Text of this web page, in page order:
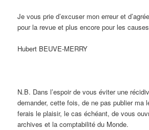
Je vous prie d’excuser mon erreur et
pour la revue et plus encore pour les
Hubert BEUVE-MERRY
N.B. Dans l’espoir de vous éviter une
demander, cette fois, de ne pas publier ma
ferais le plaisir, le cas échéant, de vous
archives et la comptabilité du Monde.